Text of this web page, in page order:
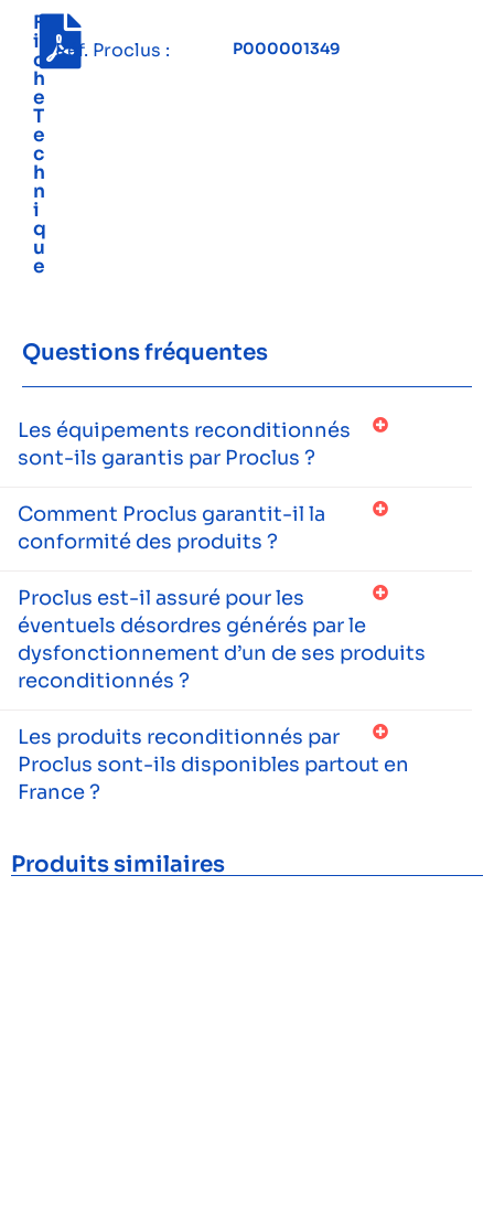
F
i
c
h
e
T
e
c
h
n
i
q
u
e
Réf. Proclus : P000001349
Questions fréquentes
Les équipements reconditionnés
sont-ils garantis par Proclus ?
Comment Proclus garantit-il la
conformité des produits ?
Proclus est-il assuré pour les
éventuels désordres générés par le
dysfonctionnement d’un de ses produits
reconditionnés ?
Les produits reconditionnés par
Proclus sont-ils disponibles partout en
France ?
Produits similaires